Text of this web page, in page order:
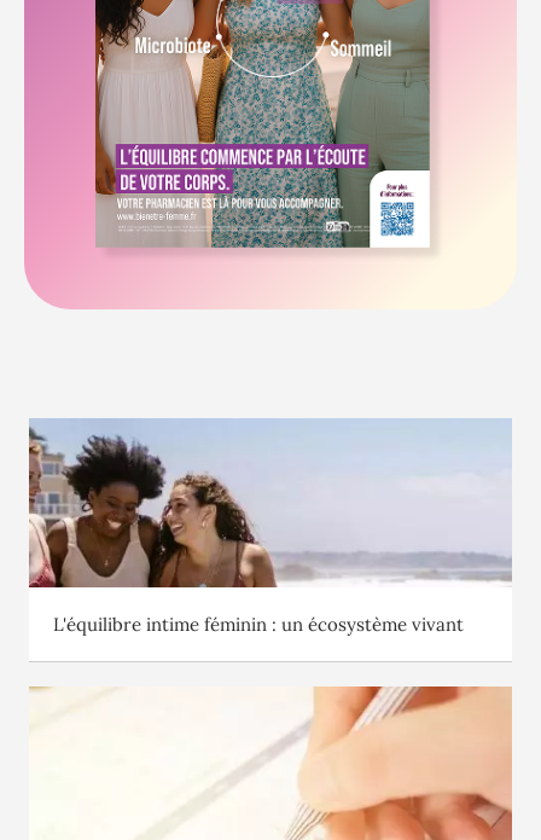
L'équilibre intime féminin : un écosystème vivant